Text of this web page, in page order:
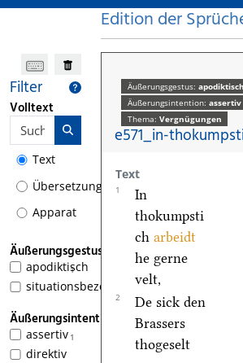
Filter
Volltext
Text
Übersetzung
Apparat
Äußerungsgestus
1
apodiktisch
situationsbezogen
Äußerungsintention
1
assertiv
direktiv
Edition der
Äußerungsgestus: apodiktisch
Äußerungsintention: assertiv
Thema: Vergnügungen
e571_in-
Text
1
In
thokumpsti
ch arbeidt
he gerne
velt,
2
De sick den
Brassers
thogeselt